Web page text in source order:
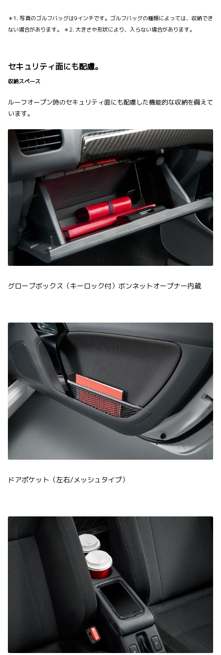
＊1. 写真のゴルフバッグは9インチです。ゴルフバッグの種類によっては、収納でき
ない場合があります。 ＊2. 大きさや形状により、入らない場合があります。
セキュリティ面にも配慮。
収納スペース
ルーフオープン時のセキュリティ面にも配慮した機能的な収納を備えて
います。
グローブボックス（キーロック付）ボンネットオープナー内蔵
ドアポケット（左右/メッシュタイプ）